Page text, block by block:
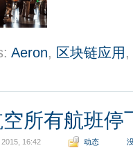
Aeron, 区块链应用 ,
所有航班停
16:42 动态